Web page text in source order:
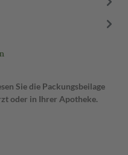
Sie die Packungsbeilage
oder in Ihrer Apotheke.